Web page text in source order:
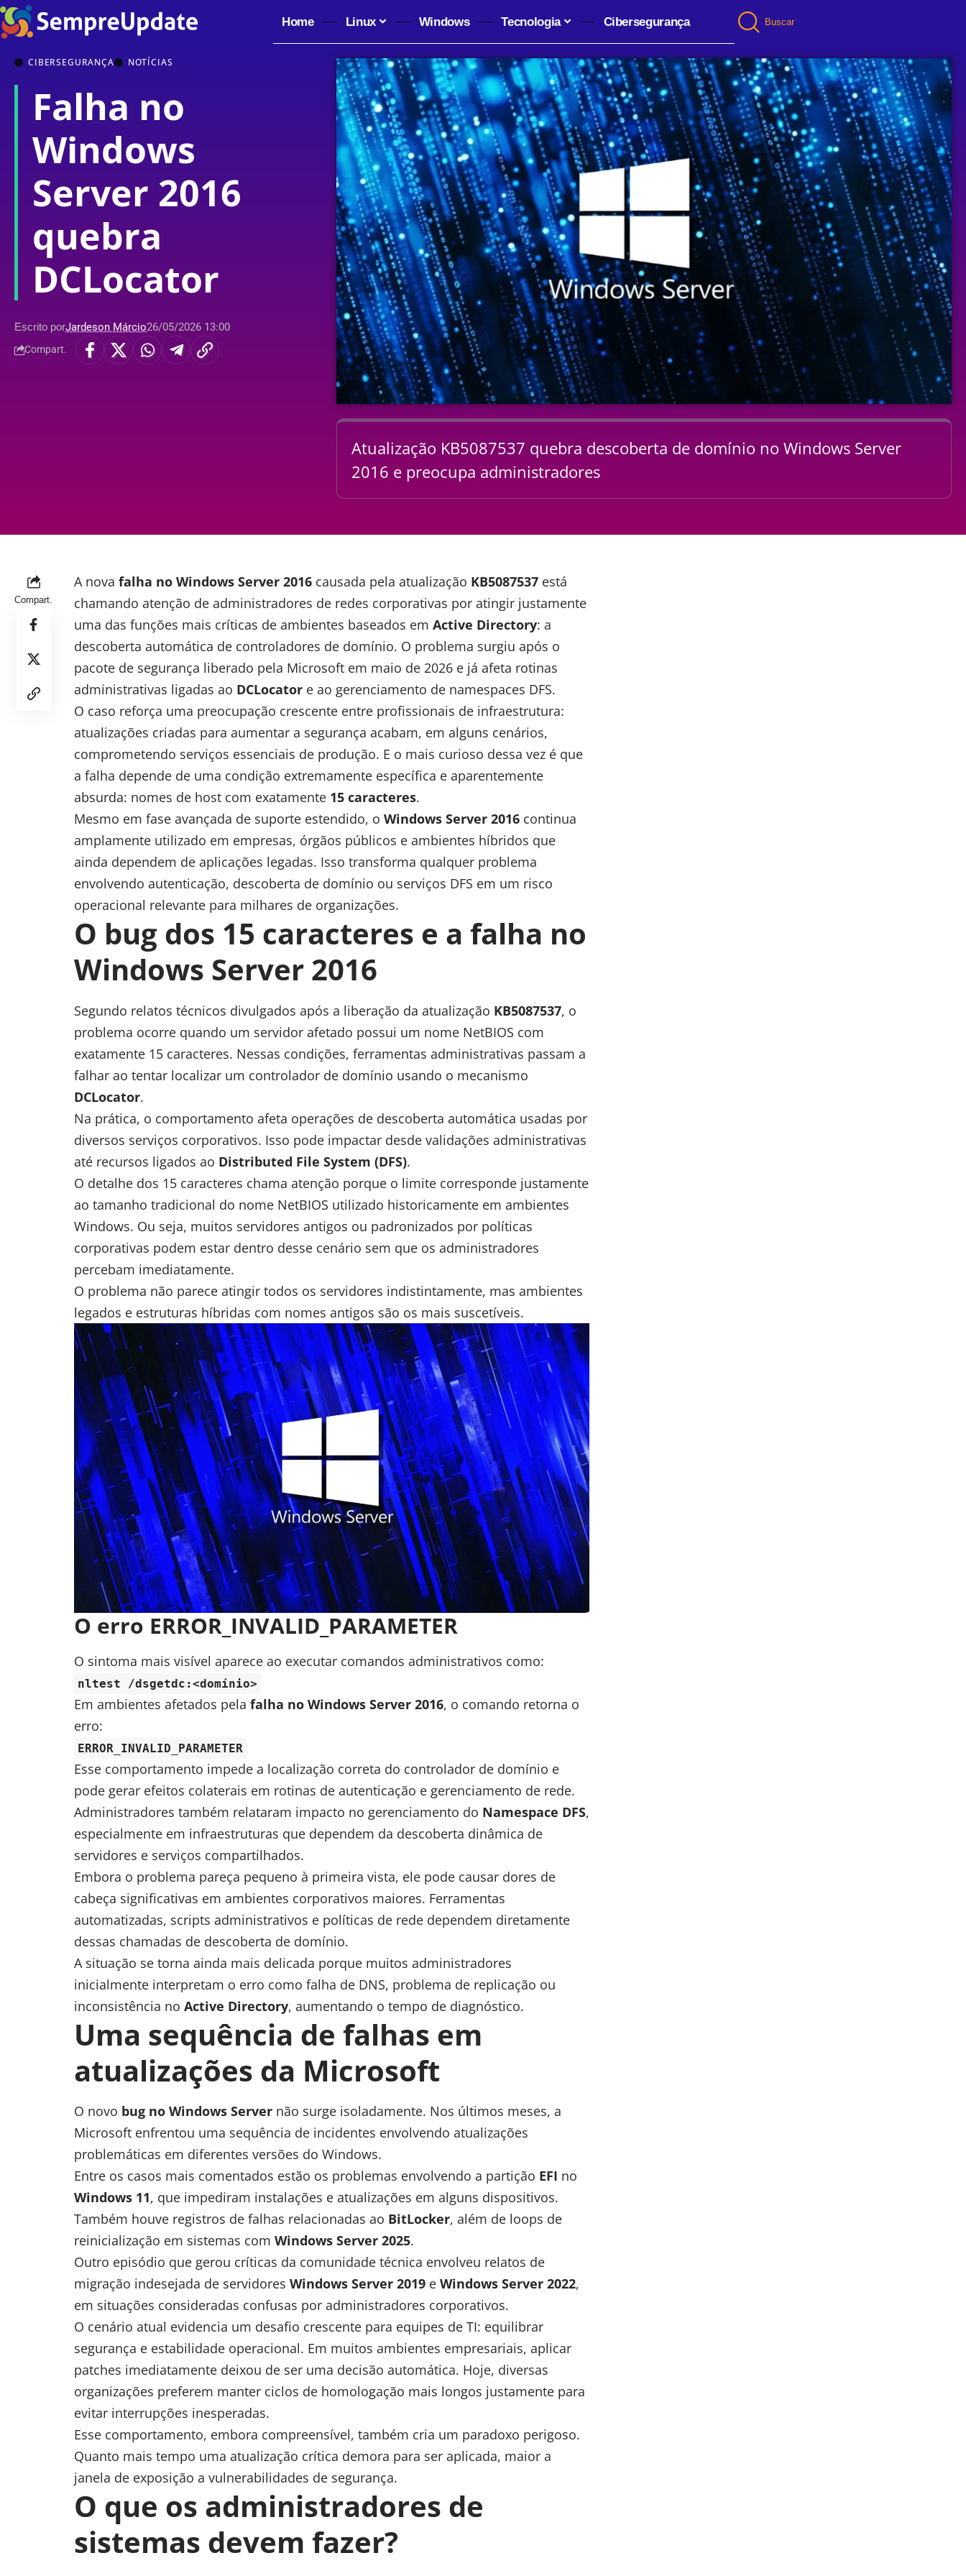
Home Linux Windows Tecnologia Cibersegurança Buscar
CIBERSEGURANÇA NOTÍCIAS
Falha no
Windows
Server 2016
quebra
DCLocator
Escrito porJardeson Márcio26/05/2026 13:00
Compart.
Atualização KB5087537 quebra descoberta de domínio no Windows Server
2016 e preocupa administradores
Compart.
A nova falha no Windows Server 2016 causada pela atualização KB5087537 está
chamando atenção de administradores de redes corporativas por atingir justamente
uma das funções mais críticas de ambientes baseados em Active Directory: a
descoberta automática de controladores de domínio. O problema surgiu após o
pacote de segurança liberado pela Microsoft em maio de 2026 e já afeta rotinas
administrativas ligadas ao DCLocator e ao gerenciamento de namespaces DFS.
O caso reforça uma preocupação crescente entre profissionais de infraestrutura:
atualizações criadas para aumentar a segurança acabam, em alguns cenários,
comprometendo serviços essenciais de produção. E o mais curioso dessa vez é que
a falha depende de uma condição extremamente específica e aparentemente
absurda: nomes de host com exatamente 15 caracteres.
Mesmo em fase avançada de suporte estendido, o Windows Server 2016 continua
amplamente utilizado em empresas, órgãos públicos e ambientes híbridos que
ainda dependem de aplicações legadas. Isso transforma qualquer problema
envolvendo autenticação, descoberta de domínio ou serviços DFS em um risco
operacional relevante para milhares de organizações.
O bug dos 15 caracteres e a falha no
Windows Server 2016
Segundo relatos técnicos divulgados após a liberação da atualização KB5087537, o
problema ocorre quando um servidor afetado possui um nome NetBIOS com
exatamente 15 caracteres. Nessas condições, ferramentas administrativas passam a
falhar ao tentar localizar um controlador de domínio usando o mecanismo
DCLocator.
Na prática, o comportamento afeta operações de descoberta automática usadas por
diversos serviços corporativos. Isso pode impactar desde validações administrativas
até recursos ligados ao Distributed File System (DFS).
O detalhe dos 15 caracteres chama atenção porque o limite corresponde justamente
ao tamanho tradicional do nome NetBIOS utilizado historicamente em ambientes
Windows. Ou seja, muitos servidores antigos ou padronizados por políticas
corporativas podem estar dentro desse cenário sem que os administradores
percebam imediatamente.
O problema não parece atingir todos os servidores indistintamente, mas ambientes
legados e estruturas híbridas com nomes antigos são os mais suscetíveis.
O erro ERROR_INVALID_PARAMETER
O sintoma mais visível aparece ao executar comandos administrativos como:
nltest /dsgetdc:<domínio>
Em ambientes afetados pela falha no Windows Server 2016, o comando retorna o
erro:
ERROR_INVALID_PARAMETER
Esse comportamento impede a localização correta do controlador de domínio e
pode gerar efeitos colaterais em rotinas de autenticação e gerenciamento de rede.
Administradores também relataram impacto no gerenciamento do Namespace DFS,
especialmente em infraestruturas que dependem da descoberta dinâmica de
servidores e serviços compartilhados.
Embora o problema pareça pequeno à primeira vista, ele pode causar dores de
cabeça significativas em ambientes corporativos maiores. Ferramentas
automatizadas, scripts administrativos e políticas de rede dependem diretamente
dessas chamadas de descoberta de domínio.
A situação se torna ainda mais delicada porque muitos administradores
inicialmente interpretam o erro como falha de DNS, problema de replicação ou
inconsistência no Active Directory, aumentando o tempo de diagnóstico.
Uma sequência de falhas em
atualizações da Microsoft
O novo bug no Windows Server não surge isoladamente. Nos últimos meses, a
Microsoft enfrentou uma sequência de incidentes envolvendo atualizações
problemáticas em diferentes versões do Windows.
Entre os casos mais comentados estão os problemas envolvendo a partição EFI no
Windows 11, que impediram instalações e atualizações em alguns dispositivos.
Também houve registros de falhas relacionadas ao BitLocker, além de loops de
reinicialização em sistemas com Windows Server 2025.
Outro episódio que gerou críticas da comunidade técnica envolveu relatos de
migração indesejada de servidores Windows Server 2019 e Windows Server 2022,
em situações consideradas confusas por administradores corporativos.
O cenário atual evidencia um desafio crescente para equipes de TI: equilibrar
segurança e estabilidade operacional. Em muitos ambientes empresariais, aplicar
patches imediatamente deixou de ser uma decisão automática. Hoje, diversas
organizações preferem manter ciclos de homologação mais longos justamente para
evitar interrupções inesperadas.
Esse comportamento, embora compreensível, também cria um paradoxo perigoso.
Quanto mais tempo uma atualização crítica demora para ser aplicada, maior a
janela de exposição a vulnerabilidades de segurança.
O que os administradores de
sistemas devem fazer?